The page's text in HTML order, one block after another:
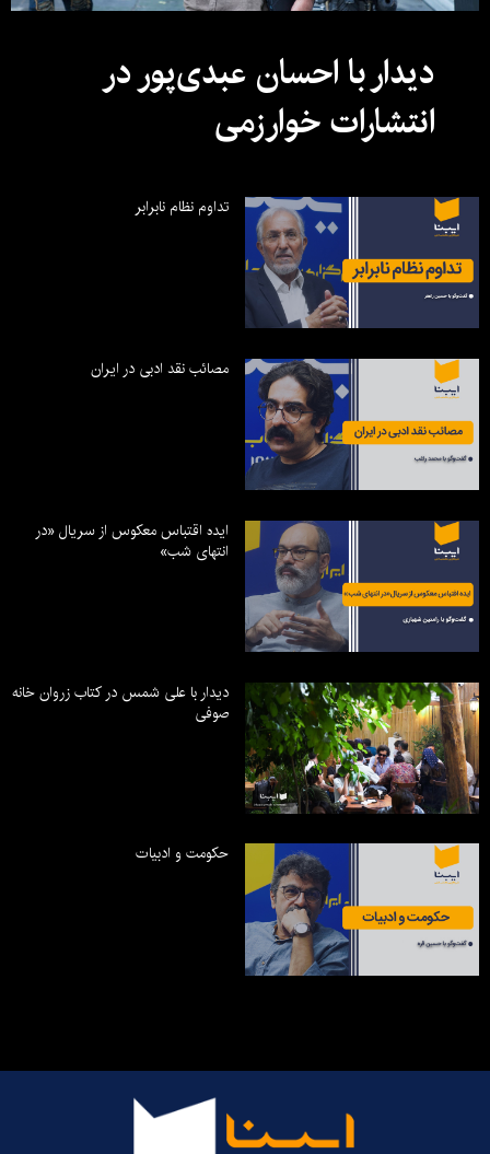
دیدار با احسان عبدی‌پور در
انتشارات خوارزمی
تداوم نظام نابرابر
مصائب نقد ادبی در ایران
ایده اقتباس معکوس از سریال «در
انتهای شب»
دیدار با علی شمس در کتاب زروان خانه
صوفی
حکومت و ادبیات